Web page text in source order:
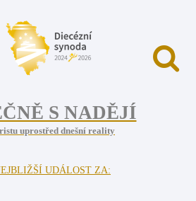
S NADĚJÍ
uprostřed dnešní reality
UDÁLOST ZA: